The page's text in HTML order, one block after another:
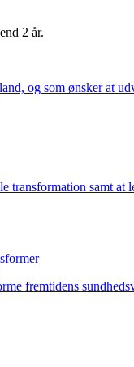
2 år.
og som ønsker at
transformation samt at
fremtidens